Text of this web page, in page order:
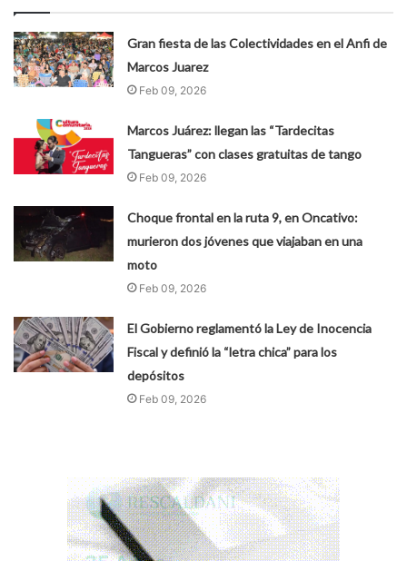
Gran fiesta de las Colectividades en el Anfi de
Marcos Juarez
Feb 09, 2026
Marcos Juárez: llegan las “Tardecitas
Tangueras” con clases gratuitas de tango
Feb 09, 2026
Choque frontal en la ruta 9, en Oncativo:
murieron dos jóvenes que viajaban en una
moto
Feb 09, 2026
El Gobierno reglamentó la Ley de Inocencia
Fiscal y definió la “letra chica” para los
depósitos
Feb 09, 2026